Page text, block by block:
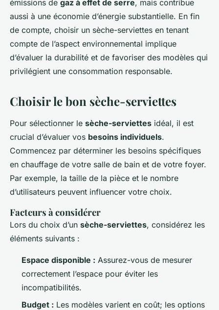
émissions de gaz à effet de serre, mais contribue
aussi à une économie d’énergie substantielle. En fin
de compte, choisir un sèche-serviettes en tenant
compte de l’aspect environnemental implique
d’évaluer la durabilité et de favoriser des modèles qui
privilégient une consommation responsable.
Choisir le bon sèche-serviettes
Pour sélectionner le sèche-serviettes idéal, il est
crucial d’évaluer vos besoins individuels.
Commencez par déterminer les besoins spécifiques
en chauffage de votre salle de bain et de votre foyer.
Par exemple, la taille de la pièce et le nombre
d’utilisateurs peuvent influencer votre choix.
Facteurs à considérer
Lors du choix d’un sèche-serviettes, considérez les
éléments suivants :
Espace disponible : Assurez-vous de mesurer
correctement l’espace pour éviter les
incompatibilités.
Budget : Les modèles varient en coût; les options